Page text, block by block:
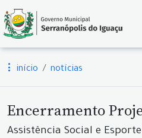
início notícias
Encerramento
Assistência Social e